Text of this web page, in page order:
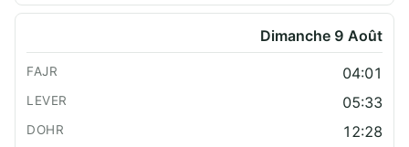
Dimanche 9 Août
04:01
05:33
12:28